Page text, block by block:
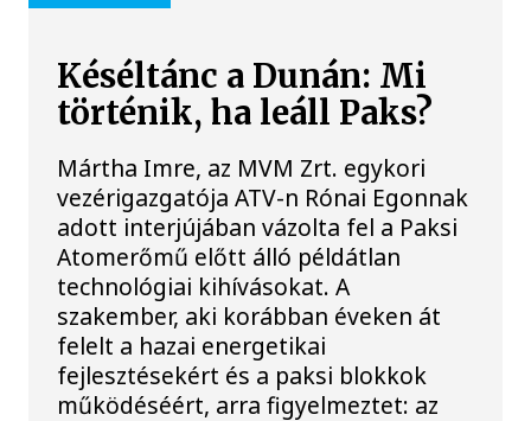
Késéltánc a Dunán: Mi
történik, ha leáll Paks?
Mártha Imre, az MVM Zrt. egykori
vezérigazgatója ATV-n Rónai Egonnak
adott interjújában vázolta fel a Paksi
Atomerőmű előtt álló példátlan
technológiai kihívásokat. A
szakember, aki korábban éveken át
felelt a hazai energetikai
fejlesztésekért és a paksi blokkok
működéséért, arra figyelmeztet: az